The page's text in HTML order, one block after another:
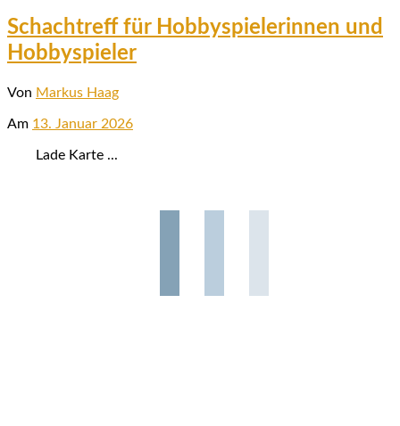
Schachtreff für Hobbyspielerinnen und
Hobbyspieler
Von Markus Haag
Am 13. Januar 2026
Lade Karte ...